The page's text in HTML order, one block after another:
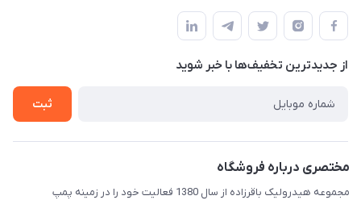
لیست محصولات
درباره ما
قوانین و مقررات
حریم خصوصی
راهنما
از جدید‌ترین تخفیف‌ها با‌ خبر شوید
ثبت
مختصری درباره فروشگاه
مجموعه هیدرولیک باقرزاده از سال 1380 فعالیت خود را در زمینه پمپ